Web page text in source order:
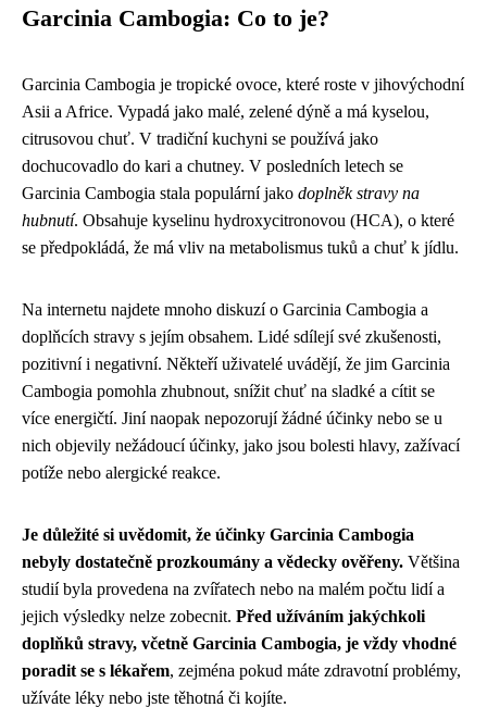
Garcinia Cambogia: Co to je?
Garcinia Cambogia je tropické ovoce, které roste v jihovýchodní
Asii a Africe. Vypadá jako malé, zelené dýně a má kyselou,
citrusovou chuť. V tradiční kuchyni se používá jako
dochucovadlo do kari a chutney. V posledních letech se
Garcinia Cambogia stala populární jako doplněk stravy na
hubnutí. Obsahuje kyselinu hydroxycitronovou (HCA), o které
se předpokládá, že má vliv na metabolismus tuků a chuť k jídlu.
Na internetu najdete mnoho diskuzí o Garcinia Cambogia a
doplňcích stravy s jejím obsahem. Lidé sdílejí své zkušenosti,
pozitivní i negativní. Někteří uživatelé uvádějí, že jim Garcinia
Cambogia pomohla zhubnout, snížit chuť na sladké a cítit se
více energičtí. Jiní naopak nepozorují žádné účinky nebo se u
nich objevily nežádoucí účinky, jako jsou bolesti hlavy, zažívací
potíže nebo alergické reakce.
Je důležité si uvědomit, že účinky Garcinia Cambogia
nebyly dostatečně prozkoumány a vědecky ověřeny. Většina
studií byla provedena na zvířatech nebo na malém počtu lidí a
jejich výsledky nelze zobecnit. Před užíváním jakýchkoli
doplňků stravy, včetně Garcinia Cambogia, je vždy vhodné
poradit se s lékařem, zejména pokud máte zdravotní problémy,
užíváte léky nebo jste těhotná či kojíte.